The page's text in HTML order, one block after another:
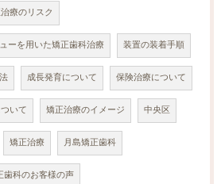
療のリスク
ーを用いた矯正歯科治療 装置の装着手順
成長発育について 保険治療について
いて 矯正治療のイメージ 中央区
矯正治療 月島矯正歯科
歯科のお客様の声